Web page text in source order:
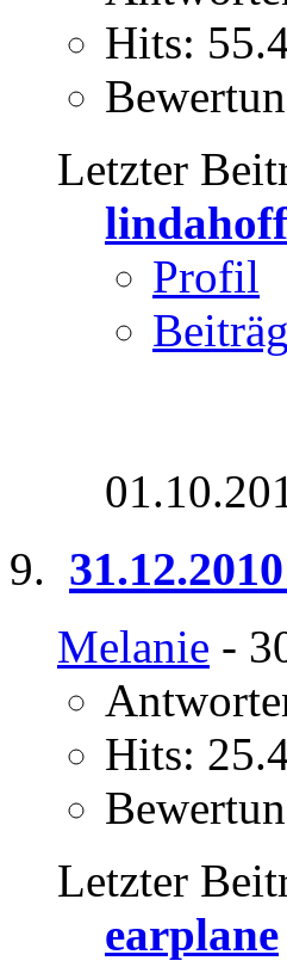
Hits:
Letzter
lindahoff
Profil
Melanie -
Hits:
Letzter
earplane